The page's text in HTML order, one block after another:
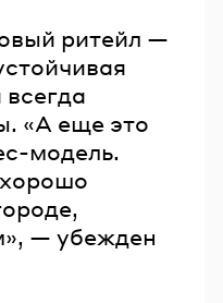
ритейл —
«А еще это
модель.
— убежден